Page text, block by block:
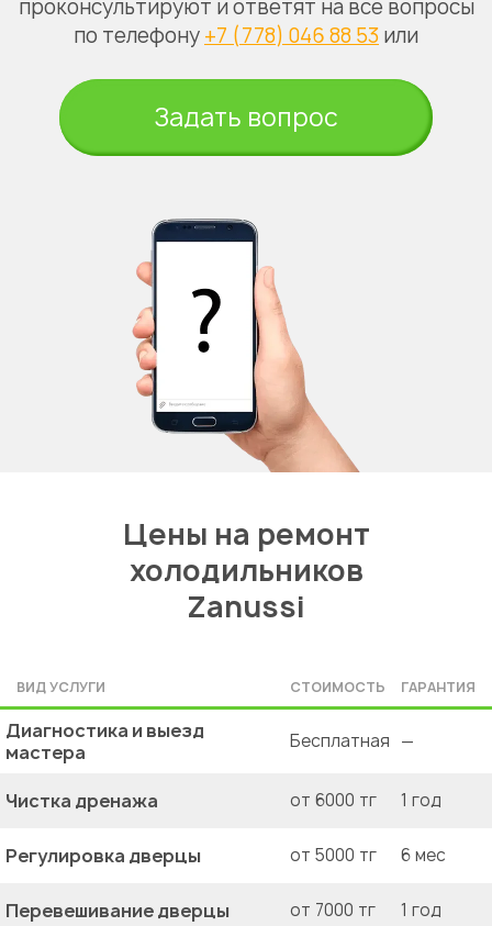
проконсультируют и ответят на все вопросы
по телефону +7 (778) 046 88 53 или
Задать вопрос
Цены на ремонт
холодильников
Zanussi
ВИД УСЛУГИ СТОИМОСТЬ ГАРАНТИЯ
Диагностика и выезд
мастера
Бесплатная —
Чистка дренажа от 6000 тг 1 год
Регулировка дверцы от 5000 тг 6 мес
Перевешивание дверцы от 7000 тг 1 год